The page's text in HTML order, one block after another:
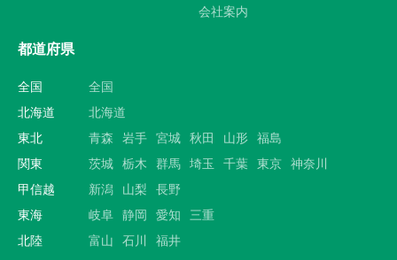
会社案内
都道府県
全国
全国
北海道
北海道
東北
青森 岩手 宮城 秋田 山形 福島
関東
茨城 栃木 群馬 埼玉 千葉 東京 神奈川
甲信越
新潟 山梨
長野
東海
岐阜 静岡 愛知
三重
北陸
富山 石川
福井